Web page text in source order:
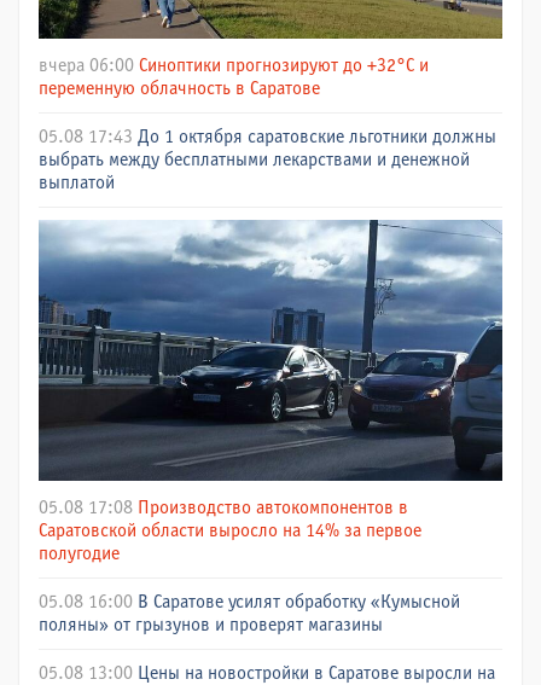
вчера 06:00 Синоптики прогнозируют до +32°C и
переменную облачность в Саратове
05.08 17:43 До 1 октября саратовские льготники должны
выбрать между бесплатными лекарствами и денежной
выплатой
05.08 17:08 Производство автокомпонентов в
Саратовской области выросло на 14% за первое
полугодие
05.08 16:00 В Саратове усилят обработку «Кумысной
поляны» от грызунов и проверят магазины
05.08 13:00 Цены на новостройки в Саратове выросли на